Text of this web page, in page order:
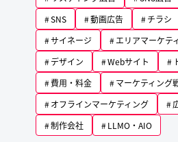
SNS
動画広告
チラシ
サイネージ
エリアマーケテ
デザイン
Webサイト
費用・料金
マーケティング
オフラインマーケティング
制作会社
LLMO・AIO